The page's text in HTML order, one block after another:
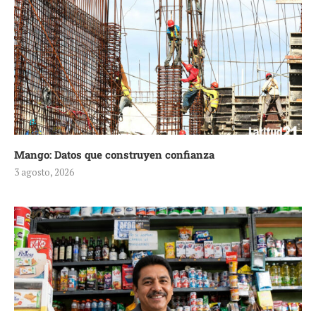
Mango: Datos que construyen confianza
3 agosto, 2026